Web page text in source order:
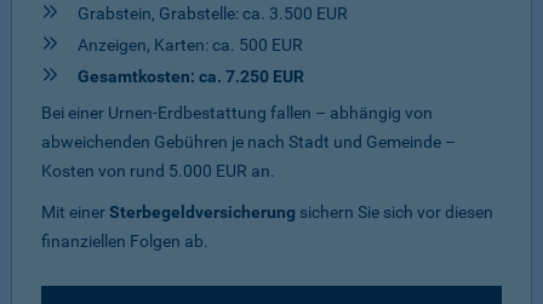
Grabstein, Grabstelle: ca. 3.500 EUR
Anzeigen, Karten: ca. 500 EUR
Gesamtkosten: ca. 7.250 EUR
Bei einer Urnen-Erdbestattung fallen – abhängig von
abweichenden Gebühren je nach Stadt und Gemeinde –
Kosten von rund 5.000 EUR an.
Mit einerSterbegeldversicherung sichern Sie sich vor diesen
finanziellen Folgen ab.